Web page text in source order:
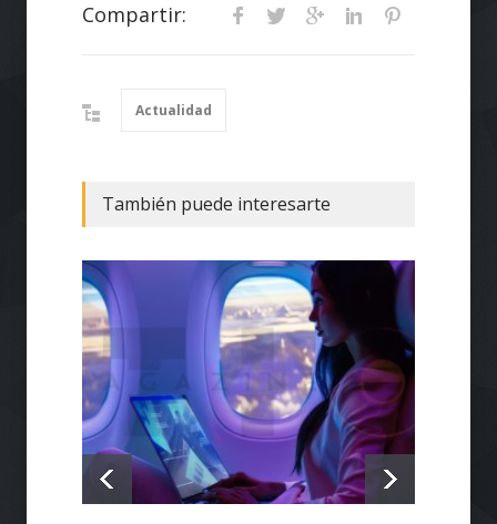
Compartir:
Actualidad
También puede interesarte